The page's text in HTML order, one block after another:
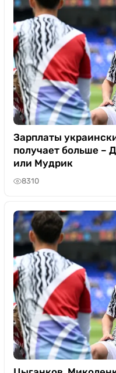
Зарплаты
получает больше –
или Мудрик
8310